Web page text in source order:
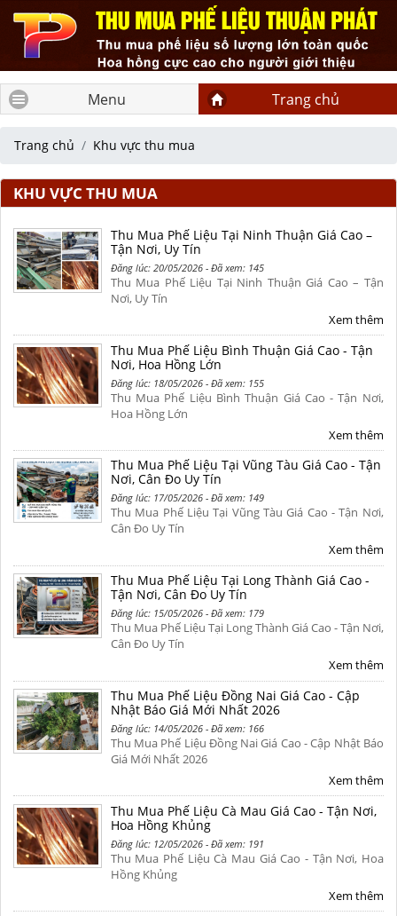
Menu Trang chủ
Trang chủ Khu vực thu mua
KHU VỰC THU MUA
Thu Mua Phế Liệu Tại Ninh Thuận Giá Cao –
Tận Nơi, Uy Tín
Đăng lúc: 20/05/2026 - Đã xem: 145
Thu Mua Phế Liệu Tại Ninh Thuận Giá Cao – Tận
Nơi, Uy Tín
Xem thêm
Thu Mua Phế Liệu Bình Thuận Giá Cao - Tận
Nơi, Hoa Hồng Lớn
Đăng lúc: 18/05/2026 - Đã xem: 155
Thu Mua Phế Liệu Bình Thuận Giá Cao - Tận Nơi,
Hoa Hồng Lớn
Xem thêm
Thu Mua Phế Liệu Tại Vũng Tàu Giá Cao - Tận
Nơi, Cân Đo Uy Tín
Đăng lúc: 17/05/2026 - Đã xem: 149
Thu Mua Phế Liệu Tại Vũng Tàu Giá Cao - Tận Nơi,
Cân Đo Uy Tín
Xem thêm
Thu Mua Phế Liệu Tại Long Thành Giá Cao -
Tận Nơi, Cân Đo Uy Tín
Đăng lúc: 15/05/2026 - Đã xem: 179
Thu Mua Phế Liệu Tại Long Thành Giá Cao - Tận Nơi,
Cân Đo Uy Tín
Xem thêm
Thu Mua Phế Liệu Đồng Nai Giá Cao - Cập
Nhật Báo Giá Mới Nhất 2026
Đăng lúc: 14/05/2026 - Đã xem: 166
Thu Mua Phế Liệu Đồng Nai Giá Cao - Cập Nhật Báo
Giá Mới Nhất 2026
Xem thêm
Thu Mua Phế Liệu Cà Mau Giá Cao - Tận Nơi,
Hoa Hồng Khủng
Đăng lúc: 12/05/2026 - Đã xem: 191
Thu Mua Phế Liệu Cà Mau Giá Cao - Tận Nơi, Hoa
Hồng Khủng
Xem thêm